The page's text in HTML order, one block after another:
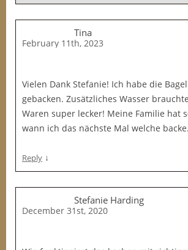
Tina
February 11th, 2023
Vielen Dank Stefanie! Ich habe die
gebacken. Zusätzliches Wasser
Waren super lecker! Meine Familie hat
wann ich das nächste Mal welche backe.
Reply ↓
Stefanie Harding
December 31st, 2020